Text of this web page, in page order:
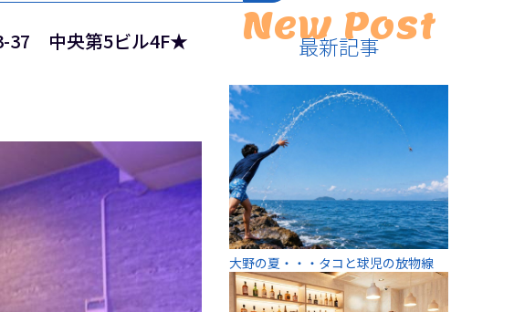
37 中央第5ビル4F★
New Post
最新記事
大野の夏・・・タコと球児の放物線